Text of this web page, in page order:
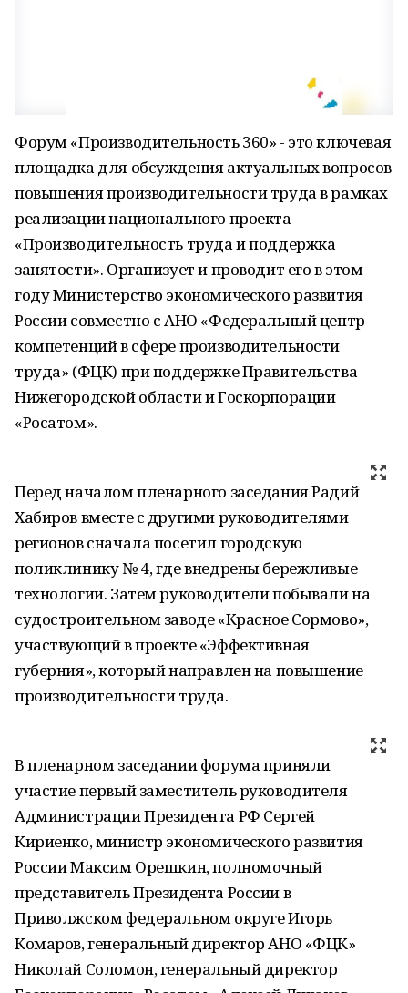
Форум «Производительность 360» - это ключевая
площадка для обсуждения актуальных вопросов
повышения производительности труда в рамках
реализации национального проекта
«Производительность труда и поддержка
занятости». Организует и проводит его в этом
году Министерство экономического развития
России совместно с АНО «Федеральный центр
компетенций в сфере производительности
труда» (ФЦК) при поддержке Правительства
Нижегородской области и Госкорпорации
«Росатом».
Перед началом пленарного заседания Радий
Хабиров вместе с другими руководителями
регионов сначала посетил городскую
поликлинику № 4, где внедрены бережливые
технологии. Затем руководители побывали на
судостроительном заводе «Красное Сормово»,
участвующий в проекте «Эффективная
губерния», который направлен на повышение
производительности труда.
В пленарном заседании форума приняли
участие первый заместитель руководителя
Администрации Президента РФ Сергей
Кириенко, министр экономического развития
России Максим Орешкин, полномочный
представитель Президента России в
Приволжском федеральном округе Игорь
Комаров, генеральный директор АНО «ФЦК»
Николай Соломон, генеральный директор